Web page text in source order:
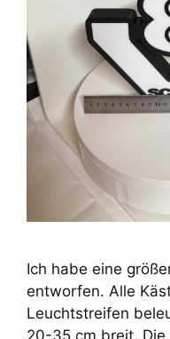
Ich habe eine
entworfen. Alle
Leuchtstreifen